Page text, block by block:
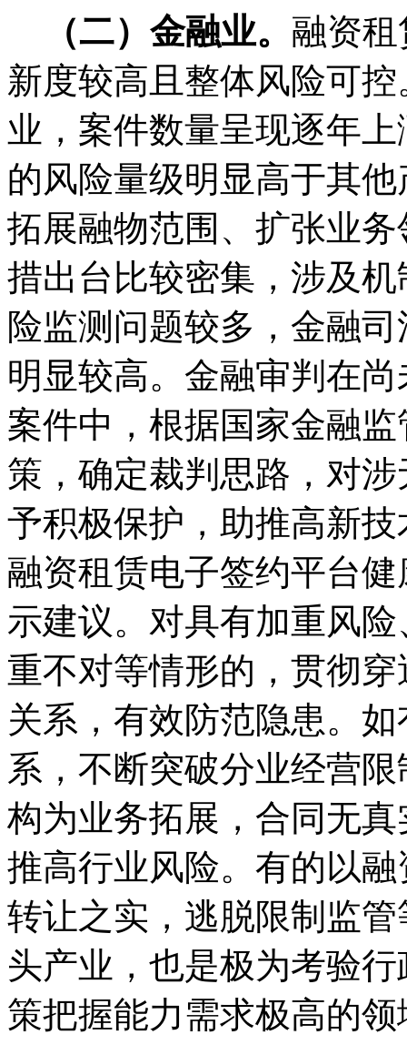
（二）金融业。 融资
新度较高且整体风险可
业，案件数量呈现逐年
的风险量级明显高于其
拓展融物范围、扩张业
措出台比较密集，涉及
险监测问题较多，金融
明显较高。金融审判在
案件中，根据国家金融
策，确定裁判思路，对
予积极保护，助推高新
融资租赁电子签约平台
示建议。对具有加重风
重不对等情形的，贯彻
关系，有效防范隐患。
系，不断突破分业经营
构为业务拓展，合同无
推高行业风险。有的以
转让之实，逃脱限制监
头产业，也是极为考验
策把握能力需求极高的